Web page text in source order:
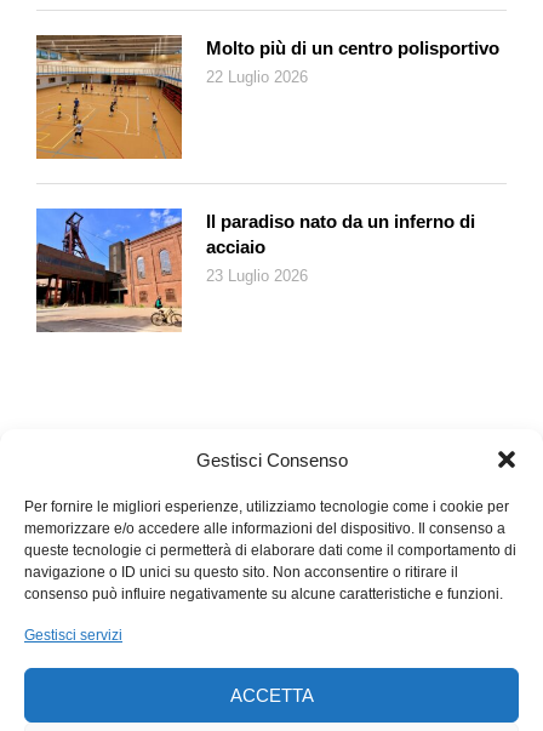
Gestisci Consenso
Per fornire le migliori esperienze, utilizziamo tecnologie come i cookie per
memorizzare e/o accedere alle informazioni del dispositivo. Il consenso a
queste tecnologie ci permetterà di elaborare dati come il comportamento di
navigazione o ID unici su questo sito. Non acconsentire o ritirare il
consenso può influire negativamente su alcune caratteristiche e funzioni.
Gestisci servizi
ACCETTA
Molto più di un centro polisportivo
22 Luglio 2026
Il paradiso nato da un inferno di
acciaio
23 Luglio 2026